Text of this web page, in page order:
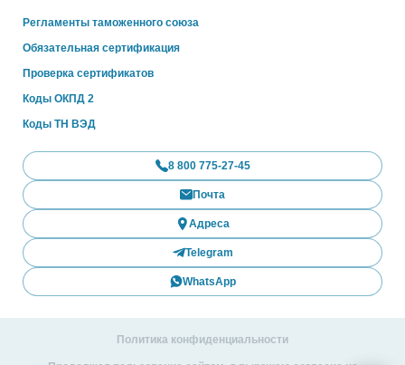
Регламенты таможенного союза
Обязательная сертификация
Проверка сертификатов
Коды ОКПД 2
Коды ТН ВЭД
8 800 775-27-45
Почта
Адреса
Telegram
WhatsApp
Политика конфиденциальности